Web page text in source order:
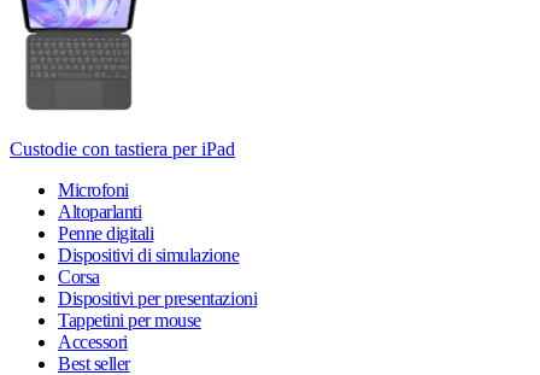
Custodie con tastiera per iPad
Microfoni
Altoparlanti
Penne digitali
Dispositivi di simulazione
Corsa
Dispositivi per presentazioni
Tappetini per mouse
Accessori
Best seller